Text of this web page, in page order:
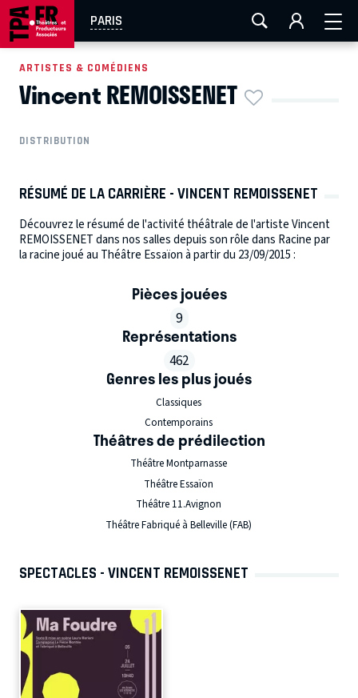
PARIS
AIX-MARSEILLE LA ROCHELLE
EN TOURNÉE
ARTISTES & COMÉDIENS
Vincent REMOISSENET
DISTRIBUTION
RÉSUMÉ DE LA CARRIÈRE - VINCENT REMOISSENET
Découvrez le résumé de l'activité théâtrale de l'artiste Vincent
REMOISSENET dans nos salles depuis son rôle dans Racine par
la racine joué au Théâtre Essaïon à partir du 23/09/2015 :
Pièces jouées
9
Représentations
462
Genres les plus joués
Classiques
Contemporains
Théâtres de prédilection
Théâtre Montparnasse
Théâtre Essaïon
Théâtre 11.Avignon
Théâtre Fabriqué à Belleville (FAB)
SPECTACLES - VINCENT REMOISSENET